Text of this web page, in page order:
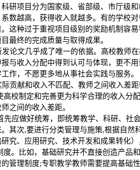
研项目分为国家级、省部级、市厅级
数越高，获得收入就越多。有的学校
这种过于重视项目级别的奖励机制容
最终的完成质量与取得成果。
论文几乎成了唯一的依据。高校教师
与收入分配中得到认可与体现，更不
作，不愿更多地从事社会实践与服务。
贡献和收入不匹配、教师之间收入差
高校制定和完善更为科学合理的收入分
之间的收入差距。
先应做好统筹，即统筹教学、科研、社
其次,要进行分类管理与施策,根据自然
究、应用研究、技术开发和成果转化）
。比如，基础研究并不直接创造产品
管理制度;专职教学教师需要提高基础